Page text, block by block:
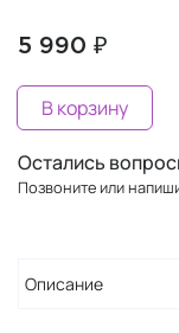
5 990 ₽
В корзину
Остались
Позвоните или
Описание